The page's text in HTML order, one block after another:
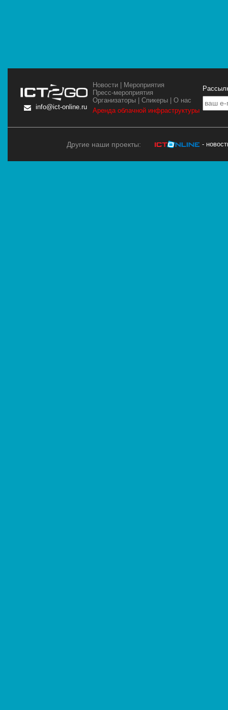
info@ict-online.ru
Новости | Мероприятия
Пресс-мероприятия
Организаторы |Спикеры |О нас
Аренда облачной инфраструктуры
Другие наши проекты: -